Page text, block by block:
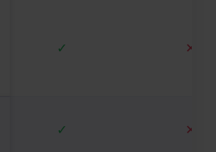
✓ ✕
✓ ✕